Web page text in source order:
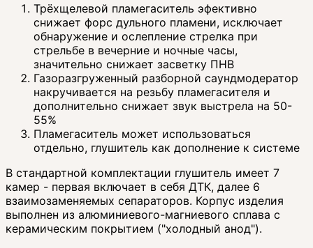
Трёхщелевой пламегаситель эфективно
снижает форс дульного пламени, исключает
обнаружение и ослепление стрелка при
стрельбе в вечерние и ночные часы,
значительно снижает засветку ПНВ
Газоразгруженный разборной саундмодератор
накручивается на резьбу пламегасителя и
дополнительно снижает звук выстрела на 50-
55%
Пламегаситель может использоваться
отдельно, глушитель как дополнение к системе
В стандартной комплектации глушитель имеет 7
камер - первая включает в себя ДТК, далее 6
взаимозаменяемых сепараторов. Корпус изделия
выполнен из алюминиевого-магниевого сплава с
керамическим покрытием ("холодный анод").